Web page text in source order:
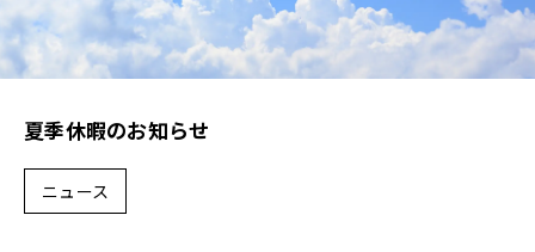
夏季休暇のお知らせ
ニュース